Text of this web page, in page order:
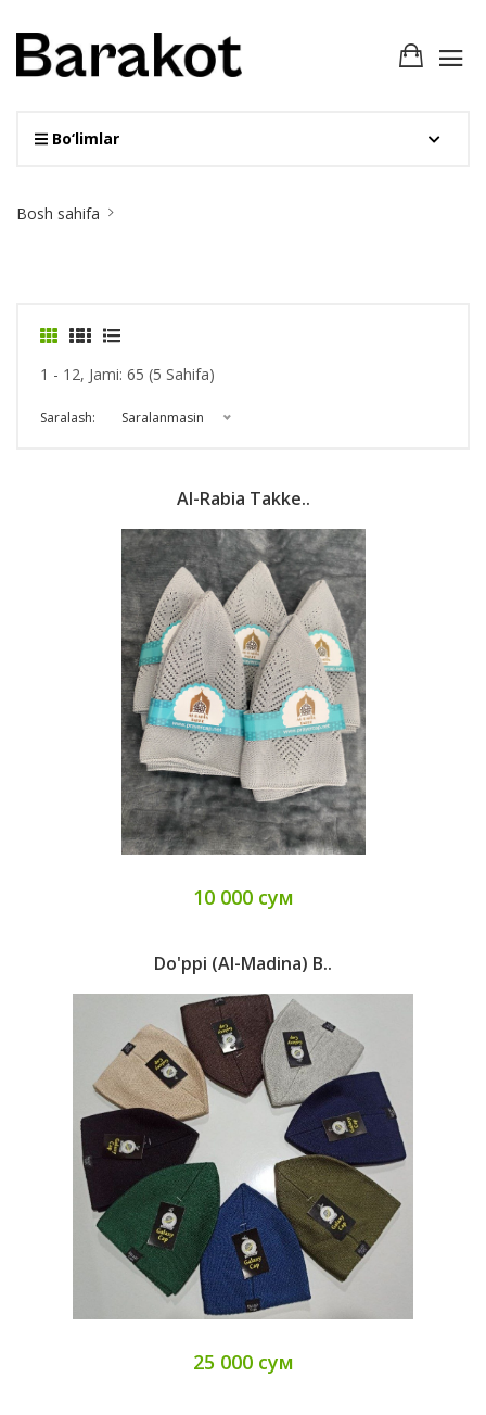
Bo‘limlar
Breadcrumb
Bosh sahifa
1 - 12, Jami: 65 (5 Sahifa)
Saralash: Saralanmasin
Al-Rabia Takke..
10 000 сум
Do'ppi (Al-Madina) B..
25 000 сум